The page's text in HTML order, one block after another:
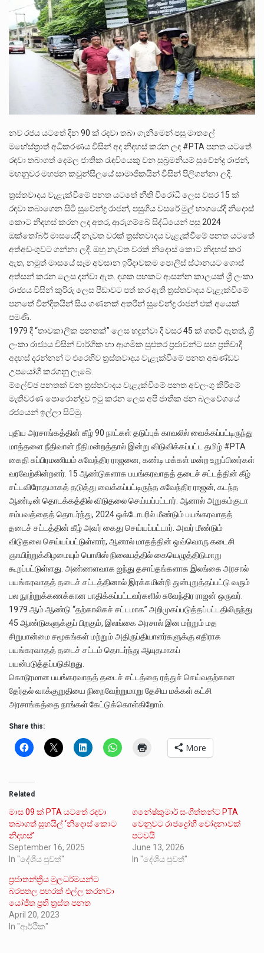
ලාල් කාන්ත ඇමතිවරයා අධිකරණ විනිශ්චයකාරවරුන්ගේ විශ්‍රාම යෑමේ වයස සම්බන්ධයෙන් නිහඬව සිටින ලෙස තමාට දැනුම් දුන්…
2011 වසරේදී දේශපාලන හා මානව හිමිකම් ක්‍රියාකාරීන් වන ලලිත්කුමාර් වීරරාජ් සහ කුගන් මුරුගානන්දන් යාපනයේදී අතුරුදන්…
ගොවියන්ගේ ප්‍රශ්න, ධීවරයන්ගේ ප්‍රශ්න, සෞඛය ප්‍රශ්න, වැටු ප්‍ර්ශ්න, රැකියා විරහිත ප්‍රශ්න මේ සියලු ප්‍රශ්නවලට තනි…
නව රජය යටතේ දින 90 ක් රඳවා තබා ගැනීමෙන් පසු මාතලේ
මහේස්ත්‍රාත් අධිකරණය විසින් අද නිදහස් කරන ලද #PTA පනත යටතේ
රඳවා තබාගත් දෙමල ජාතික රැඳවියෙකු වන සුබ්‍රමනියම් සුවේන්ද්‍ර රාජන්,
මහනුවර මහජන කවුන්සිලයේ සාමාජිකයින් විසින් පිලිගන්නා ලදී.
ත්‍රස්තවාදය වැළැක්වීමේ පනත යටතේ නීති විරෝධී ලෙස වසර 15 ක්
රඳවා තබාගෙන සිටි සුවේන්ද්‍ර රාජන්, පසුගිය වසරේ මුල් භාගයේදී නිදොස්
කොට නිදහස් කරන ලද අතර, ආරුගම්බේ සිද්ධියෙන් පසු 2024
ඔක්තෝබර් මාසයේදී නැවත වරක් ත්‍රස්තවාදය වැළැක්වීමේ පනත යටතේ
අත්අඩංගුවට ගන්නා ලදී. ඔහු නැවත වරක් නිදොස් කොට නිදහස් කර
ඇත, නමුත් මාසයේ සෑම අවසාන ඉරිදාවකම පොලිස් ස්ථානයට ගොස්
අත්සන් කරන ලෙස දන්වා ඇත. දශක පහකට ආසන්න කාලයක් ශ්‍රී ලංකා
රාජ්‍යය විසින් කුරිරු ලෙස පීඩාවට පත් කර ඇති ත්‍රස්තවාදය වැළැක්වීමේ
පනතේ වින්දිතයින් සිය ගණනක් අතරින් සුවේන්ද්‍ර රාජන් එක් අයෙක්
පමණි.
1979 දී “තාවකාලික පනතක්” ලෙස හඳුන්වා දී වසර 45 ක් ගතවී ඇතත්, ශ්‍රී
ලංකා රාජ්‍යය විසින් වාර්ගික හා ආගමික සුළුතර ප්‍රජාවන්ට සහ ප්‍රතිවාදී
අදහස් දරන්නන් ට එරෙහිව ත්‍රස්තවාදය වැළැක්වීමේ පනත අඛණ්ඩව
උපයෝගී කරගනු ලැබේ.
ම්ලේච්ඡ පනතක් වන ත්‍රස්තවාදය වැළැක්වීමේ පනත අවලංගු කිරීමේ
මැතිවරණ පොරොන්දුව ඉටු කරන ලෙස අපි ජාතික ජන බලවේගයේ
රජයෙන් ඉල්ලා සිටිමු.
புதிய அரசாங்கத்தின் கீழ் 90 நாட்கள் தடுப்புக் காவலில் வைக்கப்பட்டிருந்து
மாத்தளை நீதிவான் நீதிமன்றத்தால் இன்று விடுவிக்கப்பட்ட தமிழ் #PTA
கைதி சுப்பிரமணியம் சுவேந்திர ராஜனை, கண்டி மக்கள் மன்ற உறுப்பினர்கள்
வரவேற்கின்றனர். 15 ஆண்டுகளாக பயங்கரவாதத் தடைச் சட்டத்தின் கீழ்
சட்டவிரோதமாகத் தடுத்து வைக்கப்பட்டிருந்த சுவேந்திர ராஜன், கடந்த
ஆண்டின் தொடக்கத்தில் விடுதலை செய்யப்பட்டார். ஆனால் அறுகம்குடா
சம்பவத்தைத் தொடர்ந்து, 2024 ஒக்டோபரில் மீண்டும் பயங்கரவாதத்
தடைச் சட்டத்தின் கீழ் அவர் கைது செய்யப்பட்டார். அவர் மீண்டும்
விடுதலை செய்யப்பட்டுள்ளார், ஆனால் மாதத்தின் ஒவ்வொரு கடைசி
ஞாயிற்றுக்கிழமையும் பொலிஸ் நிலையத்தில் கையெழுத்திடுமாறு
கூறப்பட்டுள்ளது. அண்ணளவாக ஐந்து தசாப்தங்களாக இலங்கை அரசால்
பயங்கரவாதத் தடைச் சட்டத்தினால் இரக்கமின்றி துன்புறுத்தப்பட்டு வரும்
பல நூற்றுக்கணக்கான பாதிக்கப்பட்டவர்களில் சுவேந்திர ராஜன் ஒருவர்.
1979 ஆம் ஆண்டு “தற்காலிகச் சட்டமாக” அறிமுகப்படுத்தப்பட்டதிலிருந்து
45 ஆண்டுகளுக்குப் பிறகும், இலங்கை அரசால் இன மற்றும் மத
சிறுபான்மை சமூகங்கள் மற்றும் அதிருப்தியாளர்களுக்கு எதிராக
பயங்கரவாதத் தடைச் சட்டம் தொடர்ந்து ஆயுதமாகப்
பயன்படுத்தப்படுகிறது.
கொடூரமான பயங்கரவாதத் தடைச் சட்டத்தை ரத்துச் செய்வதற்கான
தேர்தல் வாக்குறுதியை நிறைவேற்றுமாறு தேசிய மக்கள் கட்சி
அரசாங்கத்தை நாங்கள் கேட்டுக்கொள்கிறோம்.
Share this:
More
Related
මාස 09 ක් PTA යටතේ රඳවා
තබාගත් සුහයිල් ‘නිදොස් කොට
නිදහස්’
September 16, 2025
In "දේශීය පුවත්"
ගනේෂ්කුමාර් සංගීත්තන්ට PTA
වෙනුවට රාජද්‍රෝහී චෝදනාවක්
පටවයි
June 13, 2026
In "දේශීය පුවත්"
ප්‍රජාතන්ත්‍රීය මුලධර්මයන්ට
බරපතල පහරක් එල්ල කරනවා
යෝජිත ප්‍රති ත්‍රස්ත පනත
April 20, 2023
In "ආර්ථික"